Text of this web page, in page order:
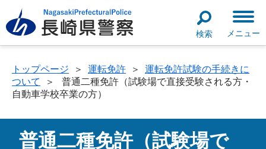
検索 メニュー
トップページ ＞ 運転免許 ＞
運転免許試験の手続きに
ついて
＞
普通二種免許（試験場で直接受験される方・
自動車学校卒業の方）
普通二種免許（試験場で